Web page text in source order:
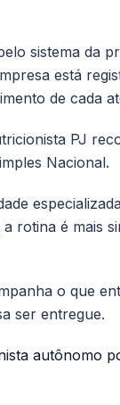
sistema da
está
de cada
PJ
Nacional.
rotina é mais
o que
ser entregue.
autônomo